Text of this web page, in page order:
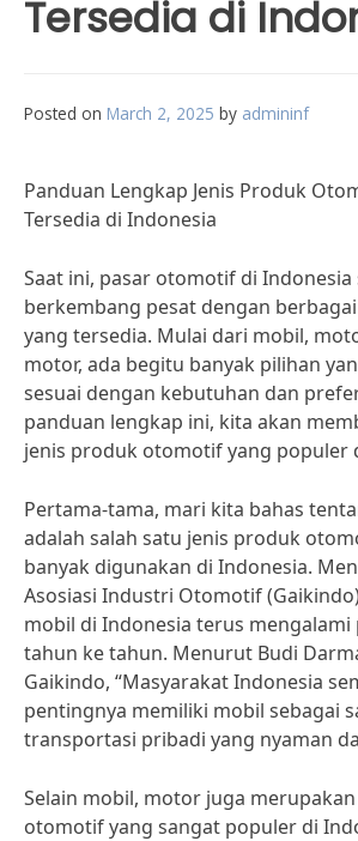
Tersedia di
Posted on March 2, 2025 by admininf
Panduan Lengkap Jenis Produk
Tersedia di Indonesia
Saat ini, pasar otomotif di Indonesia
berkembang pesat dengan
yang tersedia. Mulai dari mobil,
motor, ada begitu banyak pilihan
sesuai dengan kebutuhan dan
panduan lengkap ini, kita akan
jenis produk otomotif yang populer
Pertama-tama, mari kita bahas
adalah salah satu jenis produk
banyak digunakan di Indonesia.
Asosiasi Industri Otomotif
mobil di Indonesia terus
tahun ke tahun. Menurut Budi
Gaikindo, “Masyarakat Indonesia
pentingnya memiliki mobil sebagai
transportasi pribadi yang nyaman
Selain mobil, motor juga
otomotif yang sangat populer di